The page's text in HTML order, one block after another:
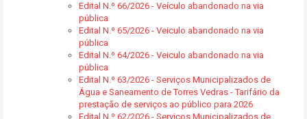
Edital N.º 66/2026 - Veículo abandonado na via
pública
Edital N.º 65/2026 - Veiculo abandonado na via
pública
Edital N.º 64/2026 - Veiculo abandonado na via
pública
Edital N.º 63/2026 - Serviços Municipalizados de
Água e Saneamento de Torres Vedras - Tarifário da
prestação de serviços ao público para 2026
Edital N.º 62/2026 - Serviços Municipalizados de